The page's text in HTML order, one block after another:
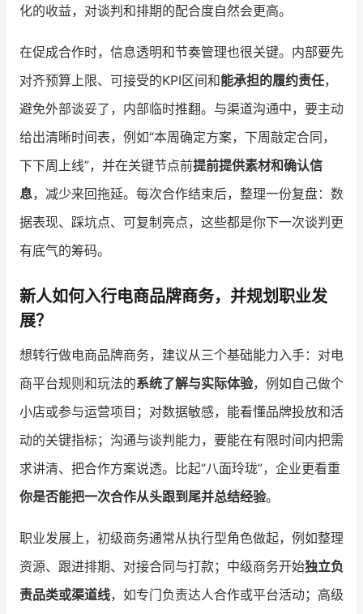
化的收益，对谈判和排期的配合度自然会更高。
在促成合作时，信息透明和节奏管理也很关键。内部要先
对齐预算上限、可接受的KPI区间和能承担的履约责任，
避免外部谈妥了，内部临时推翻。与渠道沟通中，要主动
给出清晰时间表，例如“本周确定方案，下周敲定合同，
下下周上线”，并在关键节点前提前提供素材和确认信
息，减少来回拖延。每次合作结束后，整理一份复盘：数
据表现、踩坑点、可复制亮点，这些都是你下一次谈判更
有底气的筹码。
新人如何入行电商品牌商务，并规划职业发
展？
想转行做电商品牌商务，建议从三个基础能力入手：对电
商平台规则和玩法的系统了解与实际体验，例如自己做个
小店或参与运营项目；对数据敏感，能看懂品牌投放和活
动的关键指标；沟通与谈判能力，要能在有限时间内把需
求讲清、把合作方案说透。比起“八面玲珑”，企业更看重
你是否能把一次合作从头跟到尾并总结经验。
职业发展上，初级商务通常从执行型角色做起，例如整理
资源、跟进排期、对接合同与打款；中级商务开始独立负
责品类或渠道线，如专门负责达人合作或平台活动；高级